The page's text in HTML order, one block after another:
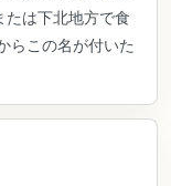
たは下北地方で食
らこの名が付いた